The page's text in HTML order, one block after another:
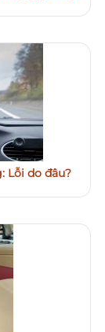
Lỗi do đâu?